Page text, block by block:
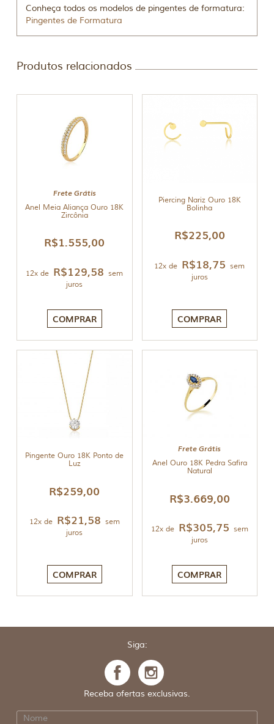
Conheça todos os modelos de pingentes de formatura:
Pingentes de Formatura
Produtos relacionados
Frete Grátis
Anel Meia Aliança Ouro 18K
Zircônia
R$1.555,00
12x de R$129,58 sem
juros
COMPRAR
Piercing Nariz Ouro 18K
Bolinha
R$225,00
12x de R$18,75 sem
juros
COMPRAR
Pingente Ouro 18K Ponto de
Luz
R$259,00
12x de R$21,58 sem
juros
COMPRAR
Frete Grátis
Anel Ouro 18K Pedra Safira
Natural
R$3.669,00
12x de R$305,75 sem
juros
COMPRAR
Siga:
Receba ofertas exclusivas.